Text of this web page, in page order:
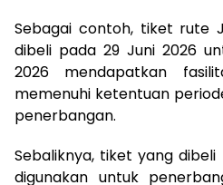
Sebagai contoh, tiket rute
dibeli pada 29 Juni 2026
2026 mendapatkan
memenuhi ketentuan
penerbangan.
Sebaliknya, tiket yang
digunakan untuk